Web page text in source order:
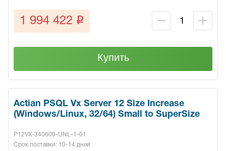
1 994 422 q
Купить
Actian PSQL Vx Server 12 Size Increase
(Windows/Linux, 32/64) Small to SuperSize
P12VX-340600-UNL-1-01
Срок поставки: 10-14 дней